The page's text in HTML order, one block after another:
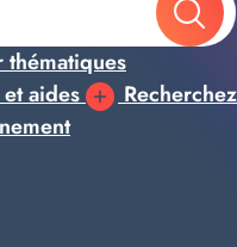
thématiques
aides
Recherchez